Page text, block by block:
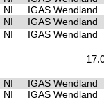
NI IGAS Wendland
NI IGAS Wendland
NI IGAS Wendland
NI IGAS Wendland
NI IGAS Wendland